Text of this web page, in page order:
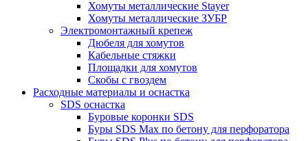
Хомуты металлические Stayer
Хомуты металлические ЗУБР
Электромонтажный крепеж
Дюбеля для хомутов
Кабельные стяжки
Площадки для хомутов
Скобы с гвоздем
Расходные материалы и оснастка
SDS оснастка
Буровые коронки SDS
Буры SDS Max по бетону для перфоратора